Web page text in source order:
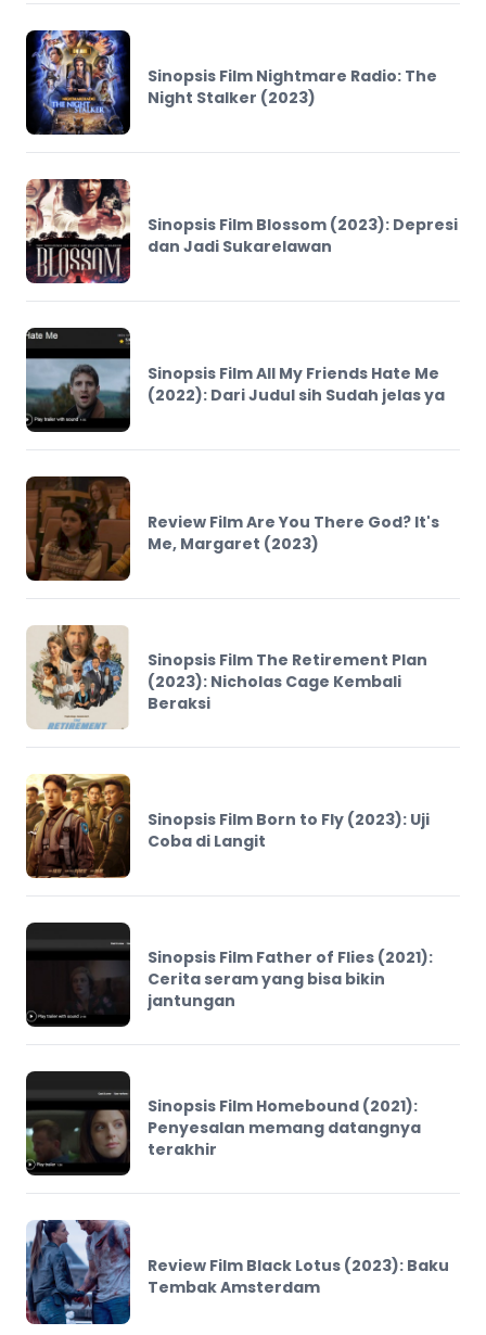
Sinopsis Film Nightmare Radio: The
Night Stalker (2023)
Sinopsis Film Blossom (2023): Depresi
dan Jadi Sukarelawan
Sinopsis Film All My Friends Hate Me
(2022): Dari Judul sih Sudah jelas ya
Review Film Are You There God? It's
Me, Margaret (2023)
Sinopsis Film The Retirement Plan
(2023): Nicholas Cage Kembali
Beraksi
Sinopsis Film Born to Fly (2023): Uji
Coba di Langit
Sinopsis Film Father of Flies (2021):
Cerita seram yang bisa bikin
jantungan
Sinopsis Film Homebound (2021):
Penyesalan memang datangnya
terakhir
Review Film Black Lotus (2023): Baku
Tembak Amsterdam